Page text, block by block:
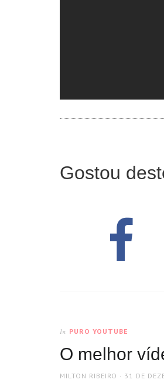
Gostou
In PURO YOUTUBE
O melhor
AUTHOR
MILTON RIBEIRO
POSTED
31 DE